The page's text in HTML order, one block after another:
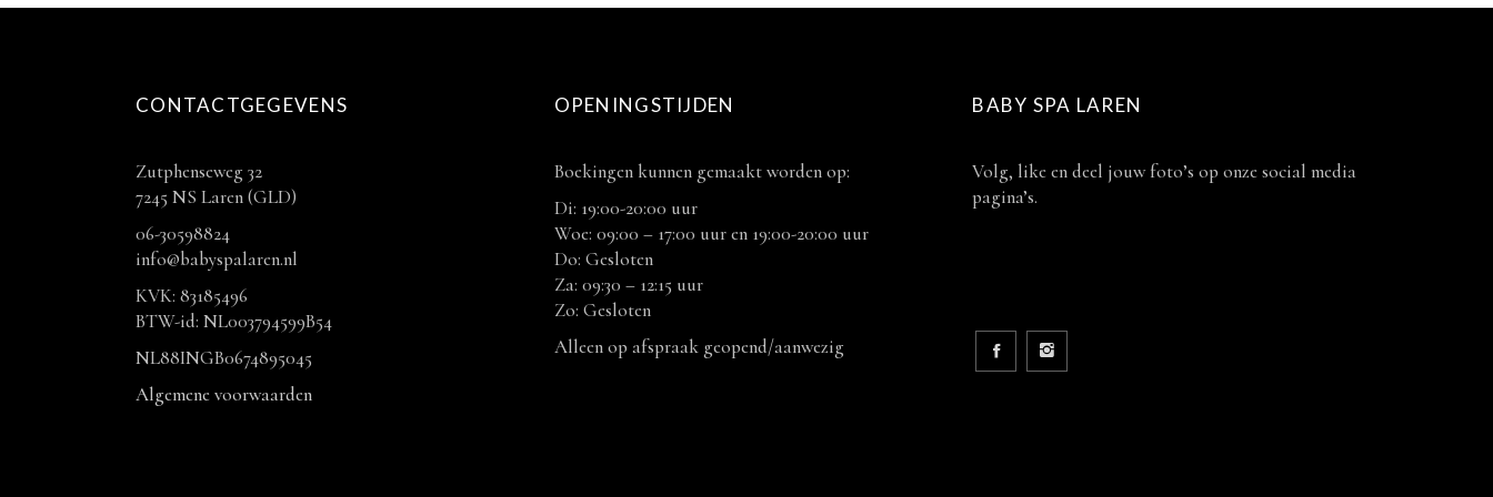
CONTACTGEGEVENS
Zutphenseweg 32
7245 NS Laren (GLD)
06-30598824
info@babyspalaren.nl
KVK: 83185496
BTW-id: NL003794599B54
NL88INGB0674895045
Algemene voorwaarden
OPENINGSTIJDEN
Boekingen kunnen gemaakt worden op:
Di: 19:00-20:00 uur
Woe: 09:00 – 17:00 uur en 19:00-20:00 uur
Do: Gesloten
Za: 09:30 – 12:15 uur
Zo: Gesloten
Alleen op afspraak geopend/aanwezig
BABY SPA LAREN
Volg, like en deel jouw foto’s op onze social media
pagina’s.